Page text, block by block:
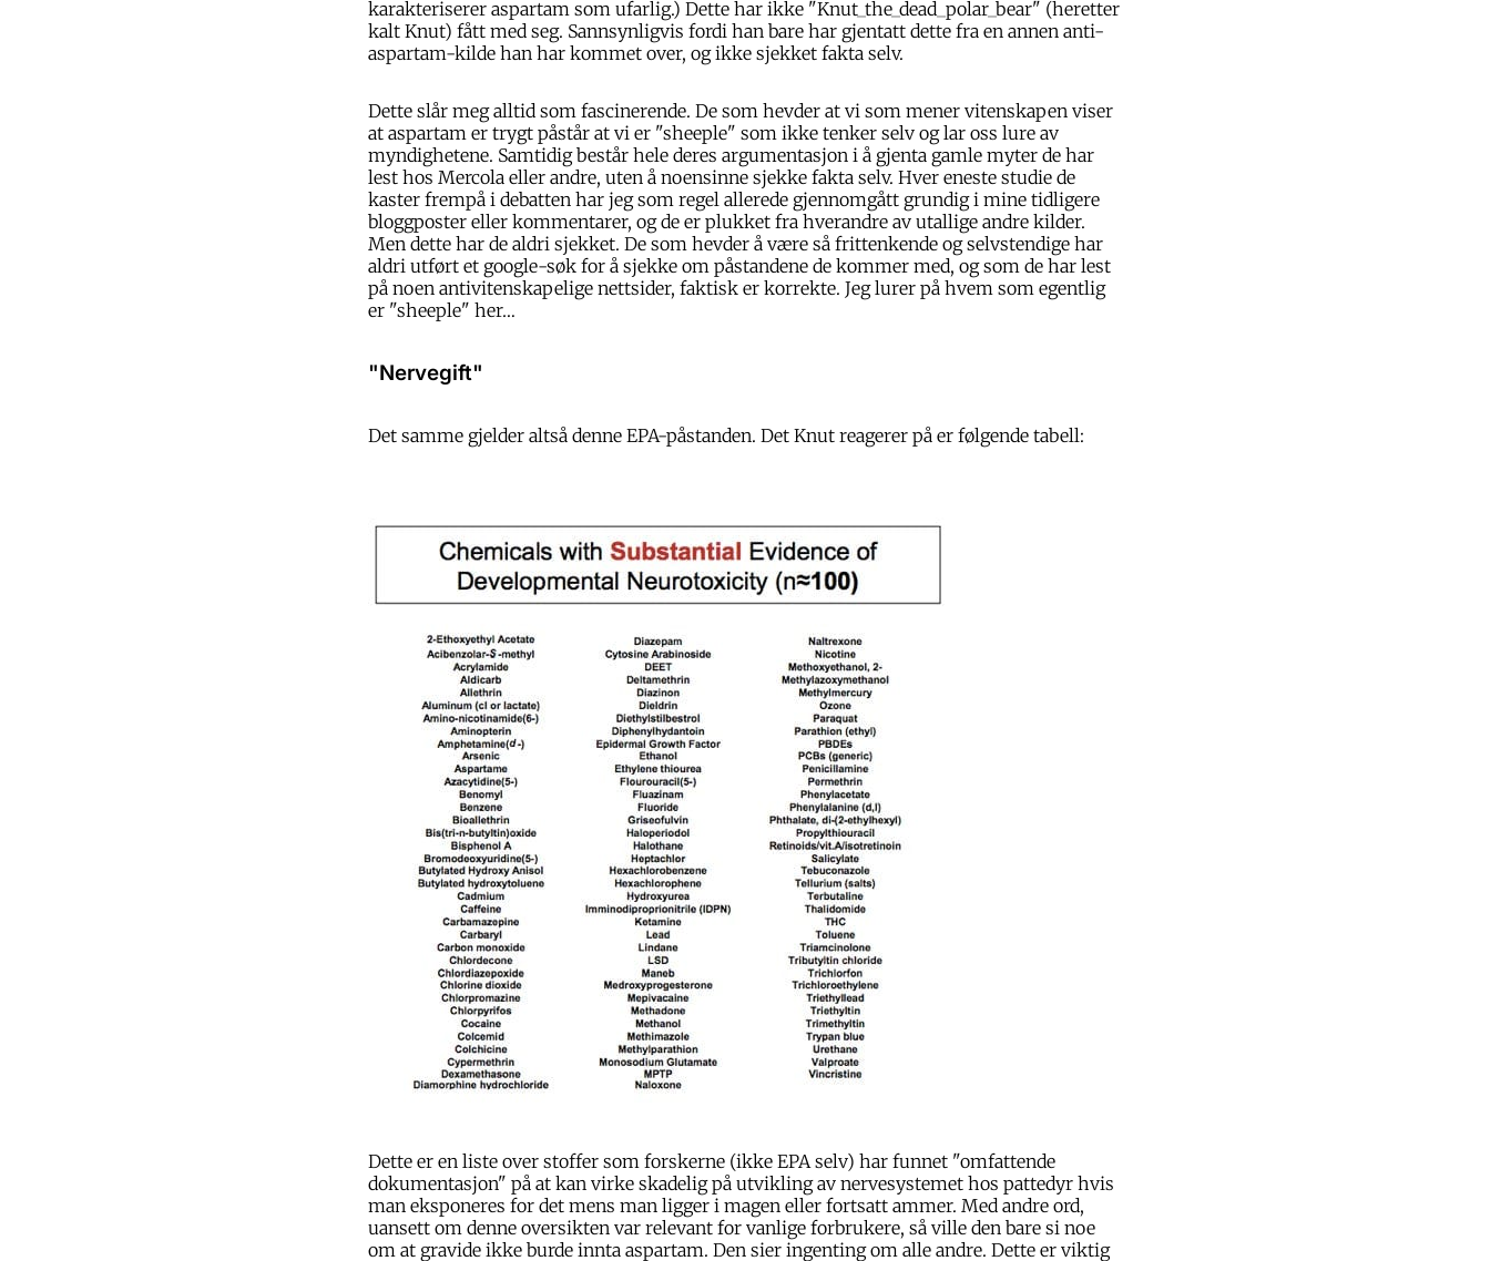
karakteriserer aspartam som ufarlig.) Dette har ikke "Knut_the_dead_polar_bear" (heretter
kalt Knut) fått med seg. Sannsynligvis fordi han bare har gjentatt dette fra en annen anti-
aspartam-kilde han har kommet over, og ikke sjekket fakta selv.
Dette slår meg alltid som fascinerende. De som hevder at vi som mener vitenskapen viser
at aspartam er trygt påstår at vi er "sheeple" som ikke tenker selv og lar oss lure av
myndighetene. Samtidig består hele deres argumentasjon i å gjenta gamle myter de har
lest hos Mercola eller andre, uten å noensinne sjekke fakta selv. Hver eneste studie de
kaster frempå i debatten har jeg som regel allerede gjennomgått grundig i mine tidligere
bloggposter eller kommentarer, og de er plukket fra hverandre av utallige andre kilder.
Men dette har de aldri sjekket. De som hevder å være så frittenkende og selvstendige har
aldri utført et google-søk for å sjekke om påstandene de kommer med, og som de har lest
på noen antivitenskapelige nettsider, faktisk er korrekte. Jeg lurer på hvem som egentlig
er "sheeple" her…
"Nervegift"
Det samme gjelder altså denne EPA-påstanden. Det Knut reagerer på er følgende tabell:
Dette er en liste over stoffer som forskerne (ikke EPA selv) har funnet "omfattende
dokumentasjon" på at kan virke skadelig på utvikling av nervesystemet hos pattedyr hvis
man eksponeres for det mens man ligger i magen eller fortsatt ammer. Med andre ord,
uansett om denne oversikten var relevant for vanlige forbrukere, så ville den bare si noe
om at gravide ikke burde innta aspartam. Den sier ingenting om alle andre. Dette er viktig